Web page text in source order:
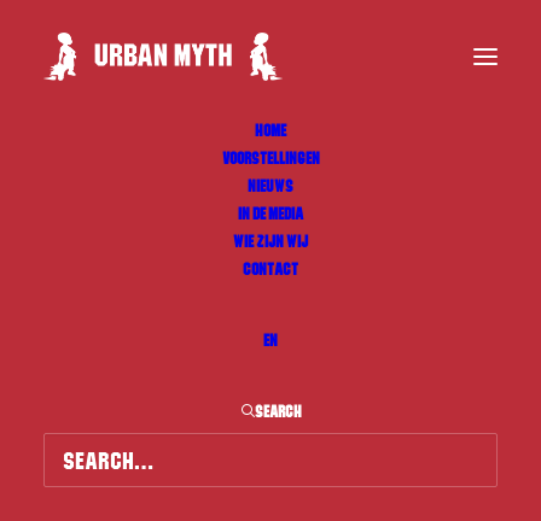
HOME
VOORSTELLINGEN
NIEUWS
IN DE MEDIA
WIE ZIJN WIJ
CONTACT
EN
SEARCH